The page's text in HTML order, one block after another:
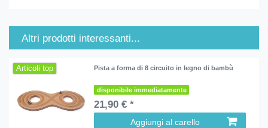
Altri prodotti interessanti...
Articoli top Pista a forma di 8 circuito in legno di bambù
disponibile immediatamente
21,90 € *
Aggiungi al carello